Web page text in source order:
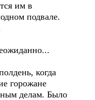
им в
подвале.
когда
горожане
делам. Было